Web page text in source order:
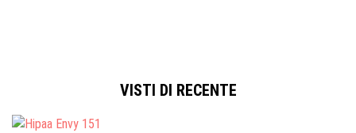
VISTI DI RECENTE